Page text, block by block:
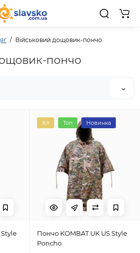
0
Військовий дощовик-пончо
пончо
Style
Хіт Топ Новинка
Пончо KOMBAT UK US Style
Poncho